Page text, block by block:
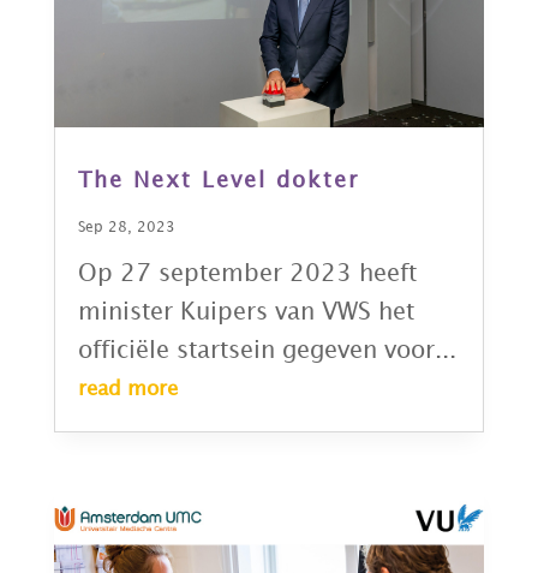
The Next Level dokter
Sep 28, 2023
Op 27 september 2023 heeft
minister Kuipers van VWS het
officiële startsein gegeven voor...
read more